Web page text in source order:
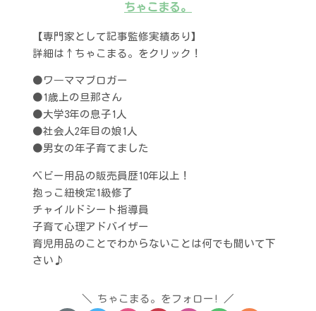
ちゃこまる。
【専門家として記事監修実績あり】
詳細は↑ちゃこまる。をクリック！
●ワ―ママブロガー
●1歳上の旦那さん
●大学3年の息子1人
●社会人2年目の娘1人
●男女の年子育てました
ベビー用品の販売員歴10年以上！
抱っこ紐検定1級修了
チャイルドシート指導員
子育て心理アドバイザー
育児用品のことでわからないことは何でも聞いて下
さい♪
ちゃこまる。をフォロー!